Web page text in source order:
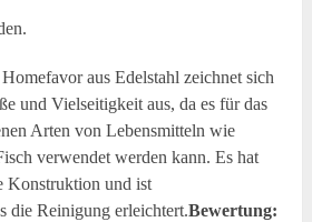
aus Edelstahl zeichnet sich
und Vielseitigkeit aus, da es für das
Arten von Lebensmitteln wie
verwendet werden kann. Es hat
Konstruktion und ist
die Reinigung erleichtert.Bewertung: